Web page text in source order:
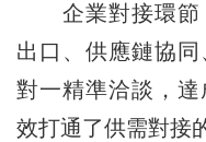
企業對接環節
出口、供應鏈協
對一精準洽談，
效打通了供需對接